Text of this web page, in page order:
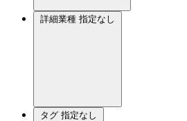
詳細業種 指定なし
タグ 指定なし